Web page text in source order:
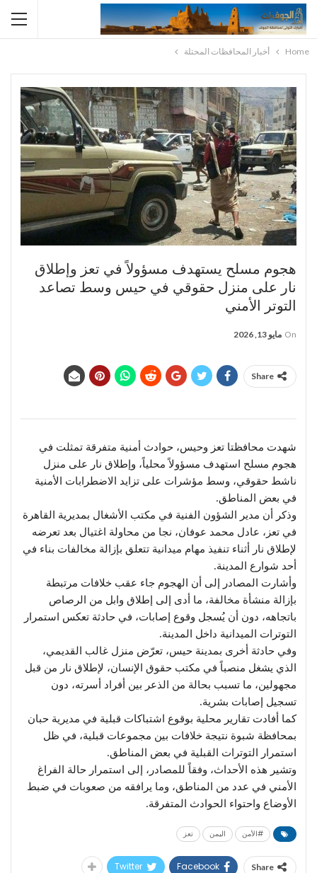
Home أخبار المحافظات المحتلة
هجوم مسلح يستهدف مسؤولاً في تعز وإطلاق
نار على منزل حقوقي في حيس وسط تصاعد
التوتر الأمني
On مايو 13, 2026
Share
شهدت محافظتا تعز وحيس، حوادث أمنية متفرقة تمثلت في
هجوم مسلح استهدف مسؤولاً محلياً، وإطلاق نار على منزل
ناشط حقوقي، وسط مؤشرات على تزايد الاضطرابات الأمنية
في بعض المناطق.
وذكر أن مدير الشؤون الفنية في مكتب الأشغال بمديرية القاهرة
في تعز، عادل محمد عوفان، نجا من محاولة اغتيال بعد تعرضه
لإطلاق نار أثناء تنفيذ مهام ميدانية تتعلق بإزالة مخالفات بناء في
أحد شوارع المدينة.
وأشارت المصادر إلى أن الهجوم جاء عقب خلافات مرتبطة
بإزالة منشأة مخالفة، ما أدى إلى إطلاق وابل من الرصاص
باتجاهه، دون أن يُسجل وقوع إصابات، في حادثة تعكس استمرار
التوترات الميدانية داخل المدينة.
وفي حادثة أخرى بمدينة حيس، تعرّض منزل غالب القديمي،
الذي يشغل منصباً في مكتب حقوق الإنسان، لإطلاق نار من قبل
مجهولين، ما تسبب بحالة من الذعر بين أفراد أسرته، دون
تسجيل إصابات بشرية.
كما أفادت تقارير محلية بوقوع اشتباكات قبلية في مديرية حبان
بمحافظة شبوة نتيجة خلافات بين مجموعات قبلية، في ظل
استمرار التوترات القبلية في بعض المناطق.
وتشير هذه الأحداث، وفقاً للمصادر، إلى استمرار حالة الفراغ
الأمني في عدد من المناطق، وما يرافقه من صعوبات في ضبط
الأوضاع واحتواء الحوادث المتفرقة.
#الأمن اليمن تعز
Share
Facebook
Twitter